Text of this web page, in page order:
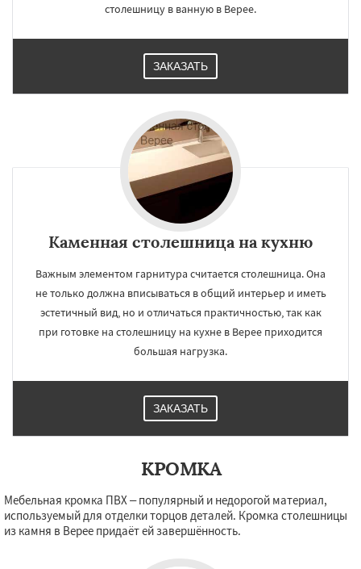
столешницу в ванную в Верее.
ЗАКАЗАТЬ
Каменная столешница на кухню
Важным элементом гарнитура считается столешница. Она
не только должна вписываться в общий интерьер и иметь
эстетичный вид, но и отличаться практичностью, так как
при готовке на столешницу на кухне в Верее приходится
большая нагрузка.
ЗАКАЗАТЬ
КРОМКА
Мебельная кромка ПВХ – популярный и недорогой материал,
используемый для отделки торцов деталей. Кромка столешницы
из камня в Верее придаёт ей завершённость.